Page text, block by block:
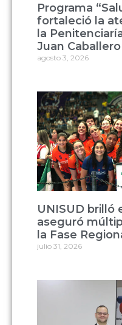
Programa
fortaleció la
la
Juan Caballero
agosto 3, 2026
UNISUD brilló
aseguró
la Fase
julio 31, 2026